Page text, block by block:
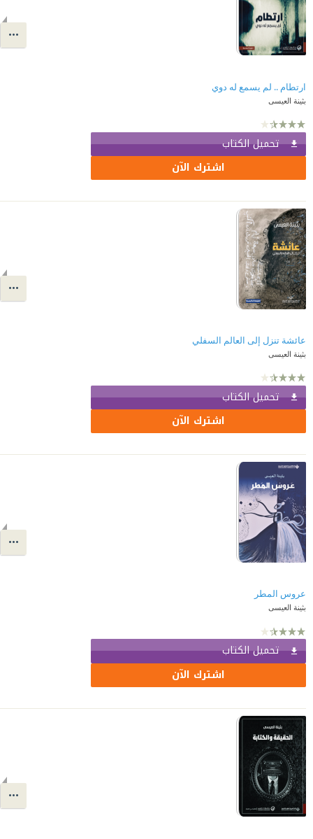
ارتطام .. لم يسمع له دوي
بثينة العيسى
تحميل الكتاب
اشترك الآن
عائشة تنزل إلى العالم السفلي
بثينة العيسى
تحميل الكتاب
اشترك الآن
عروس المطر
بثينة العيسى
تحميل الكتاب
اشترك الآن